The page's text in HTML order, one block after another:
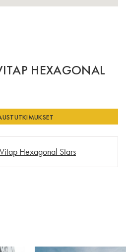
HEXAGONAL
Hexagonal Stars